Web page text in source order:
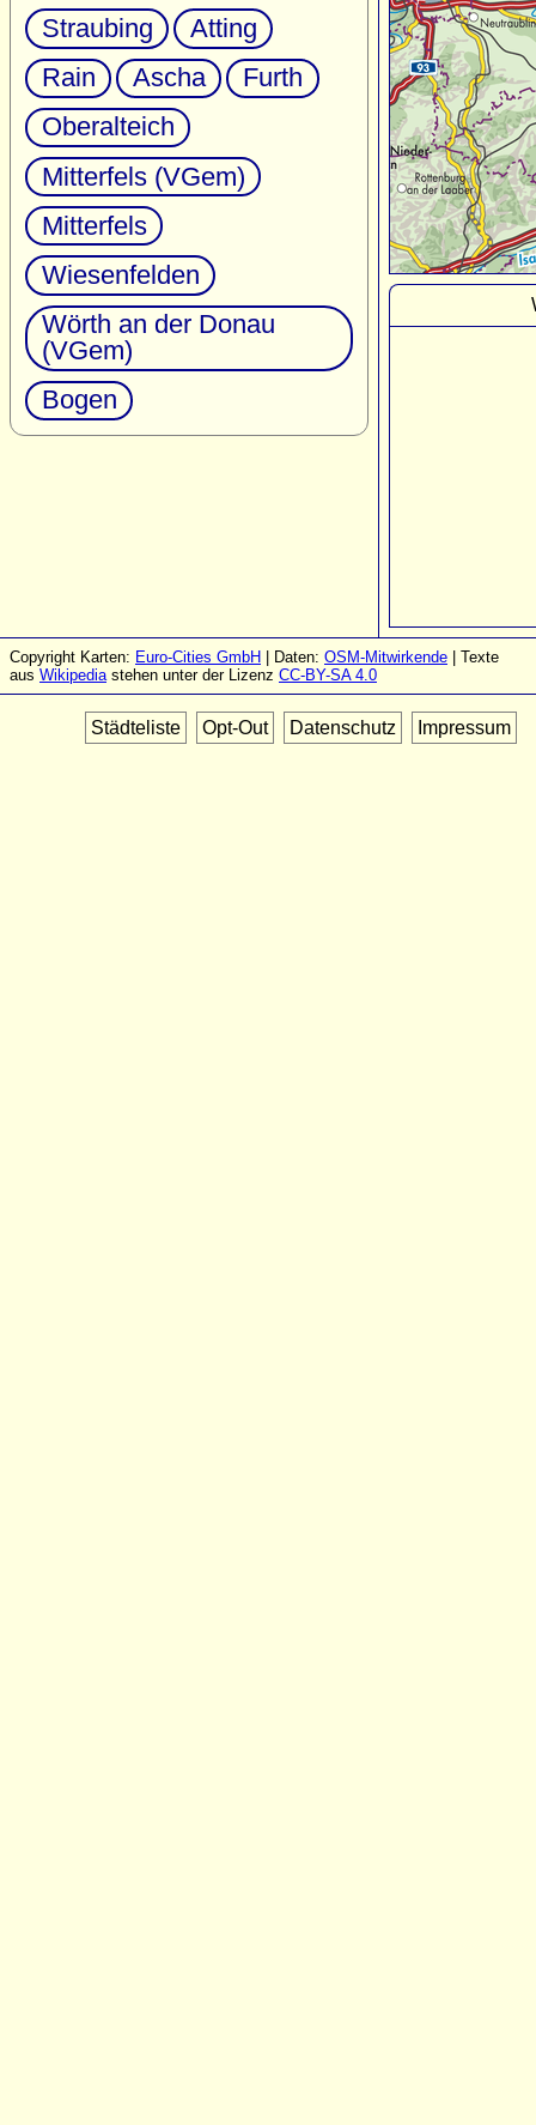
Straubing
Atting
Rain
Ascha
Furth
Oberalteich
Mitterfels (VGem)
Mitterfels
Wiesenfelden
Wörth an der Donau
(VGem)
Bogen
Copyright Karten: Euro-Cities GmbH | Daten: OSM-Mitwirkende | Texte
aus Wikipediastehen unter der Lizenz CC-BY-SA 4.0
Städteliste Opt-Out Datenschutz Impressum